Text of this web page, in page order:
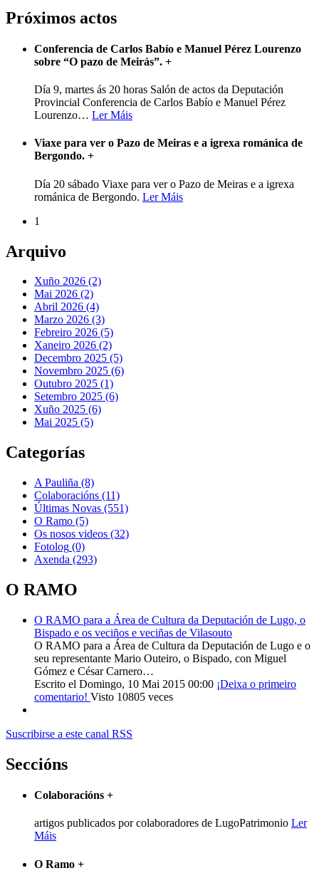
Próximos actos
Conferencia de Carlos Babío e Manuel Pérez Lourenzo
sobre “O pazo de Meirás”. +
Día 9, martes ás 20 horas Salón de actos da Deputación
Provincial Conferencia de Carlos Babío e Manuel Pérez
Lourenzo… Ler Máis
Viaxe para ver o Pazo de Meiras e a igrexa románica de
Bergondo. +
Día 20 sábado Viaxe para ver o Pazo de Meiras e a igrexa
románica de Bergondo. Ler Máis
1
Arquivo
Xuño 2026 (2)
Mai 2026 (2)
Abril 2026 (4)
Marzo 2026 (3)
Febreiro 2026 (5)
Xaneiro 2026 (2)
Decembro 2025 (5)
Novembro 2025 (6)
Outubro 2025 (1)
Setembro 2025 (6)
Xuño 2025 (6)
Mai 2025 (5)
Categorías
A Pauliña (8)
Colaboracións (11)
Últimas Novas (551)
O Ramo (5)
Os nosos videos (32)
Fotolog (0)
Axenda (293)
O RAMO
O RAMO para a Área de Cultura da Deputación de Lugo, o
Bispado e os veciños e veciñas de Vilasouto
O RAMO para a Área de Cultura da Deputación de Lugo e o
seu representante Mario Outeiro, o Bispado, con Miguel
Gómez e César Carnero…
Escrito el Domingo, 10 Mai 2015 00:00 ¡Deixa o primeiro
comentario! Visto 10805 veces
Suscribirse a este canal RSS
Seccións
Colaboracións +
artigos publicados por colaboradores de LugoPatrimonio Ler
Máis
O Ramo +